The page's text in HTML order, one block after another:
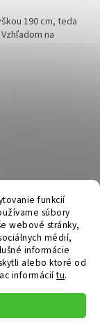
funkcií
súbory
webové stránky,
médií,
informácie
alebo ktoré od
informáciítu.
190 cm, teda
na